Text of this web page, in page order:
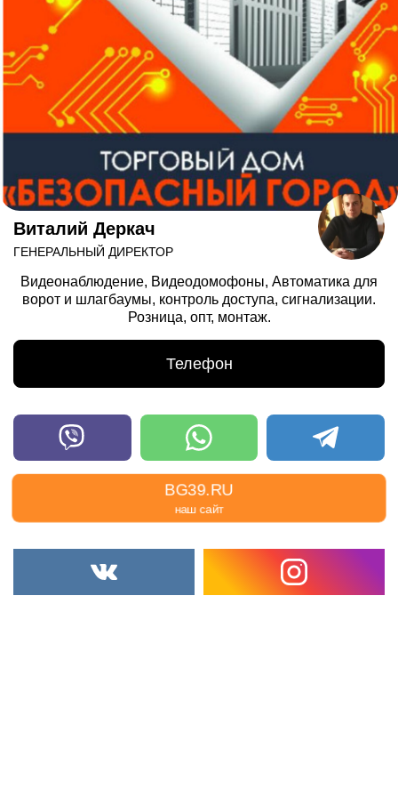
Виталий Деркач
ГЕНЕРАЛЬНЫЙ ДИРЕКТОР
Видеонаблюдение, Видеодомофоны, Автоматика для
ворот и шлагбаумы, контроль доступа, сигнализации.
Розница, опт, монтаж.
Телефон
BG39.RU
наш сайт